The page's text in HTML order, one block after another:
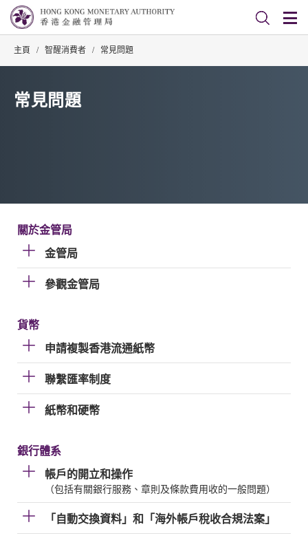
主頁 / 智醒消費者 / 常見問題
常見問題
關於金管局
金管局
參觀金管局
貨幣
申請複製香港流通紙幣
聯繫匯率制度
紙幣和硬幣
銀行體系
帳戶的開立和操作
（包括有關銀行服務、章則及條款費用收的一般問題）
「自動交換資料」和「海外帳戶稅收合規法案」